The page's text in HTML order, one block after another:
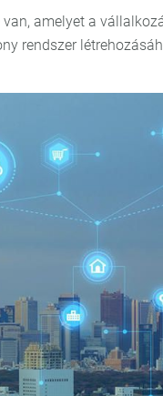
amelyet a
rendszer